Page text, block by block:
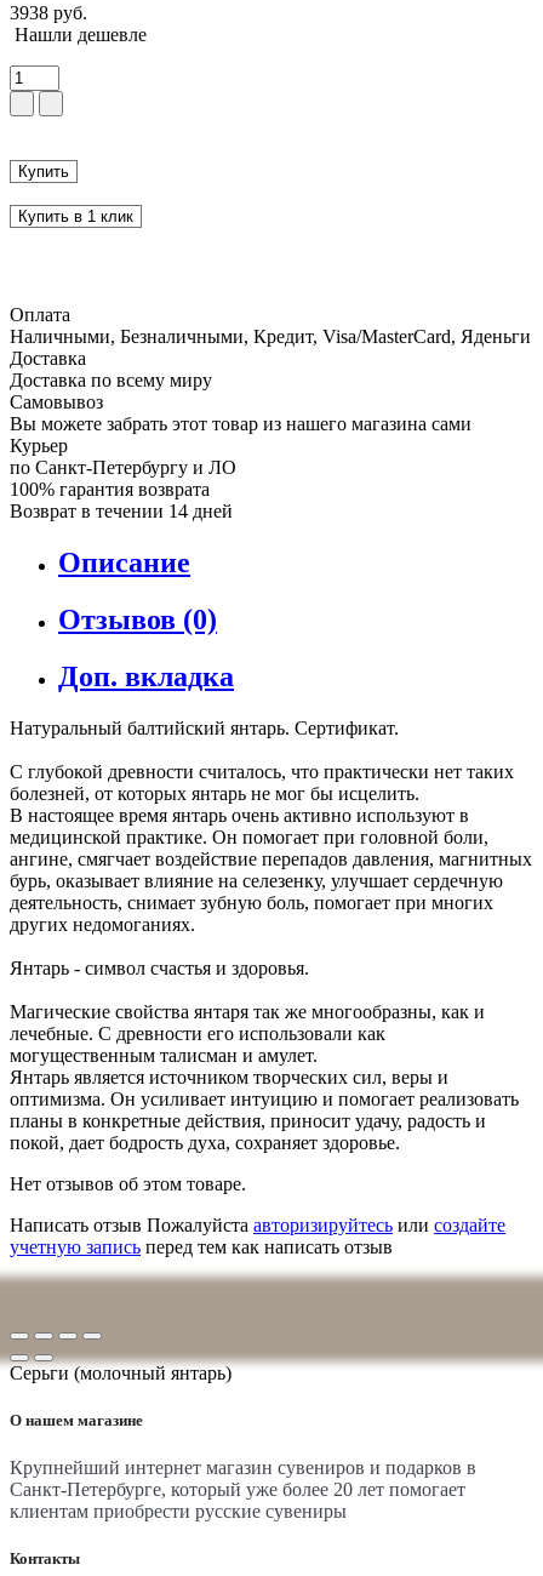
3938 руб.
Нашли дешевле
Купить
Купить в 1 клик
Оплата
Наличными, Безналичными, Кредит, Visa/MasterCard, Яденьги
Доставка
Доставка по всему миру
Самовывоз
Вы можете забрать этот товар из нашего магазина сами
Курьер
по Санкт-Петербургу и ЛО
100% гарантия возврата
Возврат в течении 14 дней
Описание
Отзывов (0)
Доп. вкладка
Натуральный балтийский янтарь. Сертификат.
С глубокой древности считалось, что практически нет таких
болезней, от которых янтарь не мог бы исцелить.
В настоящее время янтарь очень активно используют в
медицинской практике. Он помогает при головной боли,
ангине, смягчает воздействие перепадов давления, магнитных
бурь, оказывает влияние на селезенку, улучшает сердечную
деятельность, снимает зубную боль, помогает при многих
других недомоганиях.
Янтарь - символ счастья и здоровья.
Магические свойства янтаря так же многообразны, как и
лечебные. С древности его использовали как
могущественным талисман и амулет.
Янтарь является источником творческих сил, веры и
оптимизма. Он усиливает интуицию и помогает реализовать
планы в конкретные действия, приносит удачу, радость и
покой, дает бодрость духа, сохраняет здоровье.
Нет отзывов об этом товаре.
Написать отзыв Пожалуйста авторизируйтесь или создайте
учетную запись перед тем как написать отзыв
Серьги (молочный янтарь)
О нашем магазине
Крупнейший интернет магазин сувениров и подарков в
Санкт-Петербурге, который уже более 20 лет помогает
клиентам приобрести русские сувениры
Контакты